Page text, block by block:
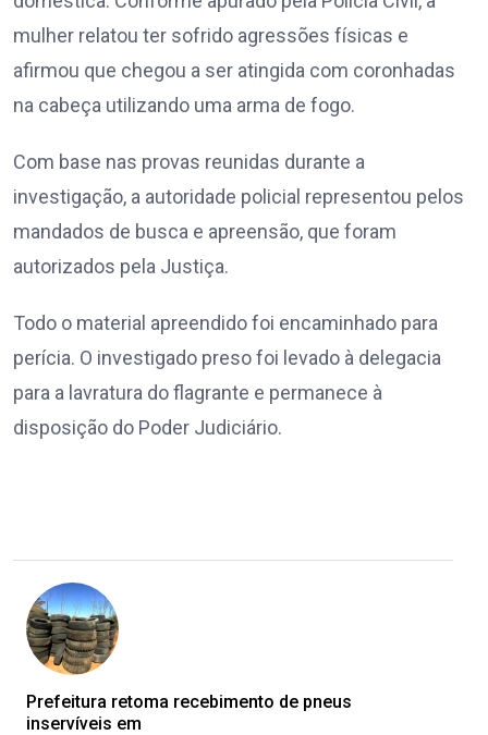
mulher relatou ter sofrido agressões físicas e
afirmou que chegou a ser atingida com coronhadas
na cabeça utilizando uma arma de fogo.
Com base nas provas reunidas durante a
investigação, a autoridade policial representou pelos
mandados de busca e apreensão, que foram
autorizados pela Justiça.
Todo o material apreendido foi encaminhado para
perícia. O investigado preso foi levado à delegacia
para a lavratura do flagrante e permanece à
disposição do Poder Judiciário.
Prefeitura retoma recebimento de pneus
inservíveis em